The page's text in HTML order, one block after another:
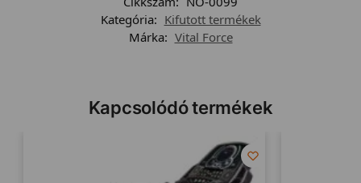
Kategória: Kifutott termékek
Márka: Vital Force
Kapcsolódó termékek